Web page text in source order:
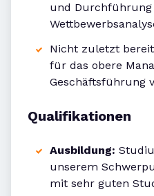
und
Nicht zuletzt
für das obere
Geschäftsführung
Qualifikationen
Ausbildung:
unserem
mit sehr guten